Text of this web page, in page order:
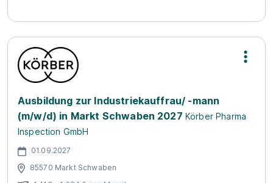
Ausbildung zur Industriekauffrau/ -mann
(m/w/d) in Markt Schwaben 2027 Körber Pharma
Inspection GmbH
01.09.2027
85570 Markt Schwaben